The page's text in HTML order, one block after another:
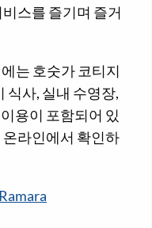
스를 즐기며 즐거
는 호숫가 코티지
식사, 실내 수영장,
용이 포함되어 있
온라인에서 확인하